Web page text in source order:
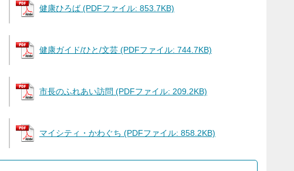
健康ひろば (PDFファイル: 853.7KB)
健康ガイド/ひと/文芸 (PDFファイル: 744.7KB)
市長のふれあい訪問 (PDFファイル: 209.2KB)
マイシティ・かわぐち (PDFファイル: 858.2KB)